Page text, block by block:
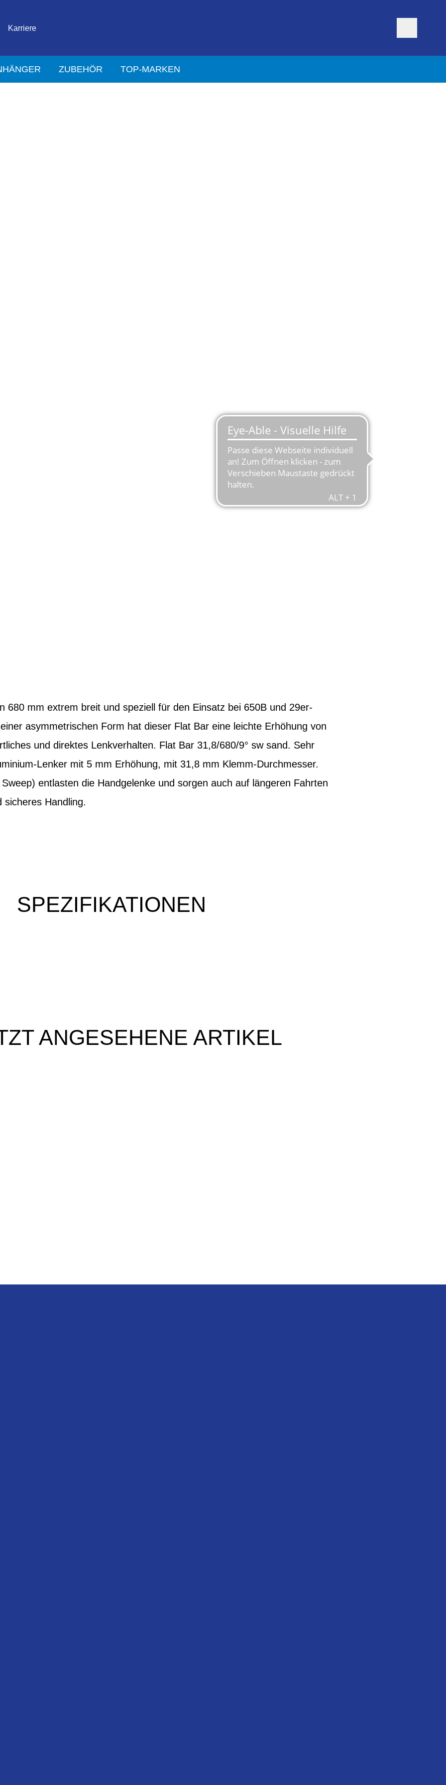
Karriere
ZUBEHÖR TOP-MARKEN
680 mm extrem breit und speziell für den Einsatz bei 650B und 29er-
asymmetrischen Form hat dieser Flat Bar eine leichte Erhöhung von
und direktes Lenkverhalten. Flat Bar 31,8/680/9° sw sand. Sehr
Lenker mit 5 mm Erhöhung, mit 31,8 mm Klemm-Durchmesser.
entlasten die Handgelenke und sorgen auch auf längeren Fahrten
sicheres Handling.
SPEZIFIKATIONEN
ANGESEHENE ARTIKEL